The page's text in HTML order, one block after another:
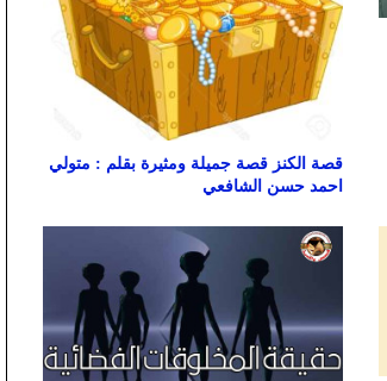
قصة الكنز قصة جميلة ومثيرة بقلم : متولي
احمد حسن الشافعي